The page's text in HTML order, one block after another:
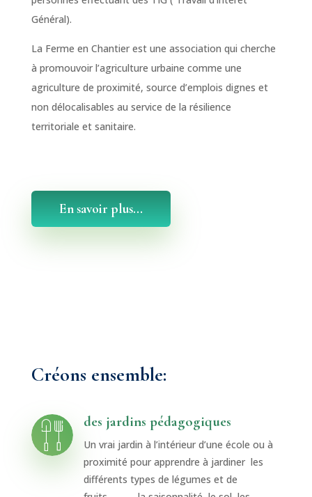
Général).
La Ferme en Chantier est une association qui cherche
à promouvoir l’agriculture urbaine comme une
agriculture de proximité, source d’emplois dignes et
non délocalisables au service de la résilience
territoriale et sanitaire.
En savoir plus...
Créons ensemble:
des jardins pédagogiques
Un vrai jardin à l’intérieur d’une école ou à
proximité pour apprendre à jardiner les
différents types de légumes et de